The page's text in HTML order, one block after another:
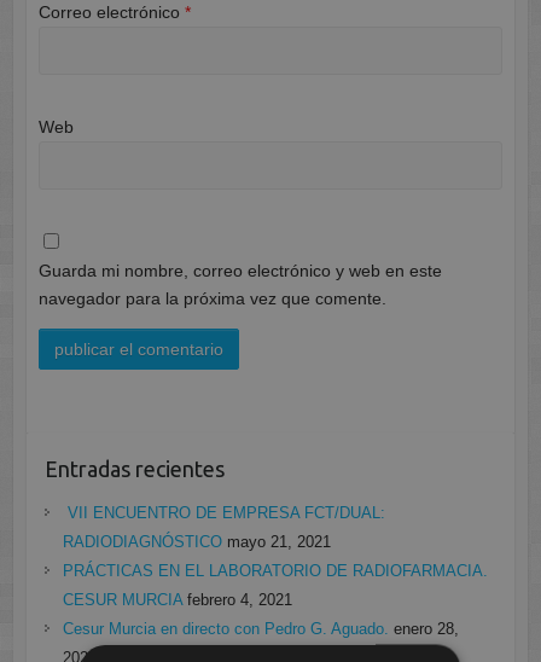
Correo electrónico *
Web
Guarda mi nombre, correo electrónico y web en este
navegador para la próxima vez que comente.
Entradas recientes
VII ENCUENTRO DE EMPRESA FCT/DUAL:
RADIODIAGNÓSTICO mayo 21, 2021
PRÁCTICAS EN EL LABORATORIO DE RADIOFARMACIA.
CESUR MURCIA febrero 4, 2021
Cesur Murcia en directo con Pedro G. Aguado. enero 28,
2021